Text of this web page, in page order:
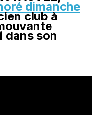
dimanche
club à
dans son